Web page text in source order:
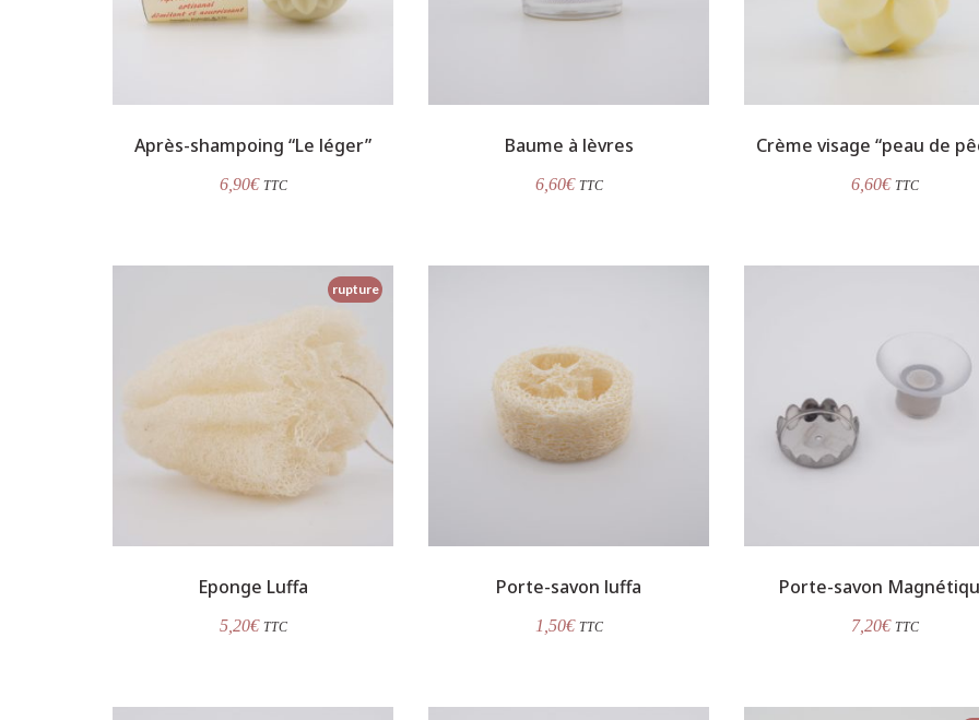
Après-shampoing “Le léger”
6,90€ TTC
Baume à lèvres
6,60€ TTC
Crème visage “peau de
6,60€ TTC
rupture
Eponge Luffa
5,20€ TTC
Porte-savon luffa
1,50€ TTC
Porte-savon
7,20€ TTC